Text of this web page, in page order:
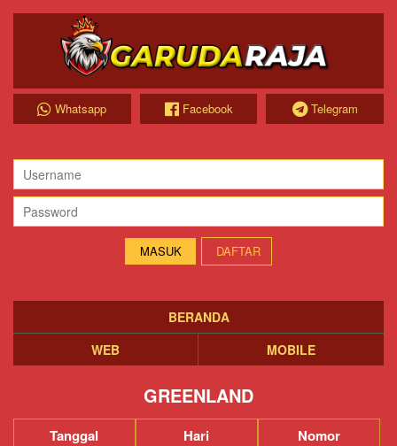
Whatsapp Facebook Telegram
DAFTAR
BERANDA
WEB
MOBILE
GREENLAND
Tanggal Hari Nomor